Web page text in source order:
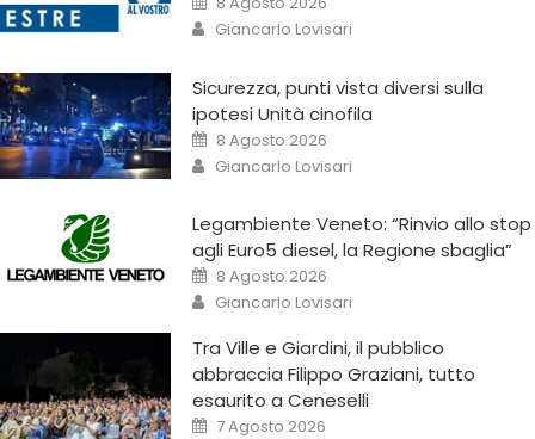
Giancarlo Lovisari
Sicurezza, punti vista diversi sulla
ipotesi Unità cinofila
8 Agosto 2026
Giancarlo Lovisari
Legambiente Veneto: “Rinvio allo stop
agli Euro5 diesel, la Regione sbaglia”
8 Agosto 2026
Giancarlo Lovisari
Tra Ville e Giardini, il pubblico
abbraccia Filippo Graziani, tutto
esaurito a Ceneselli
7 Agosto 2026